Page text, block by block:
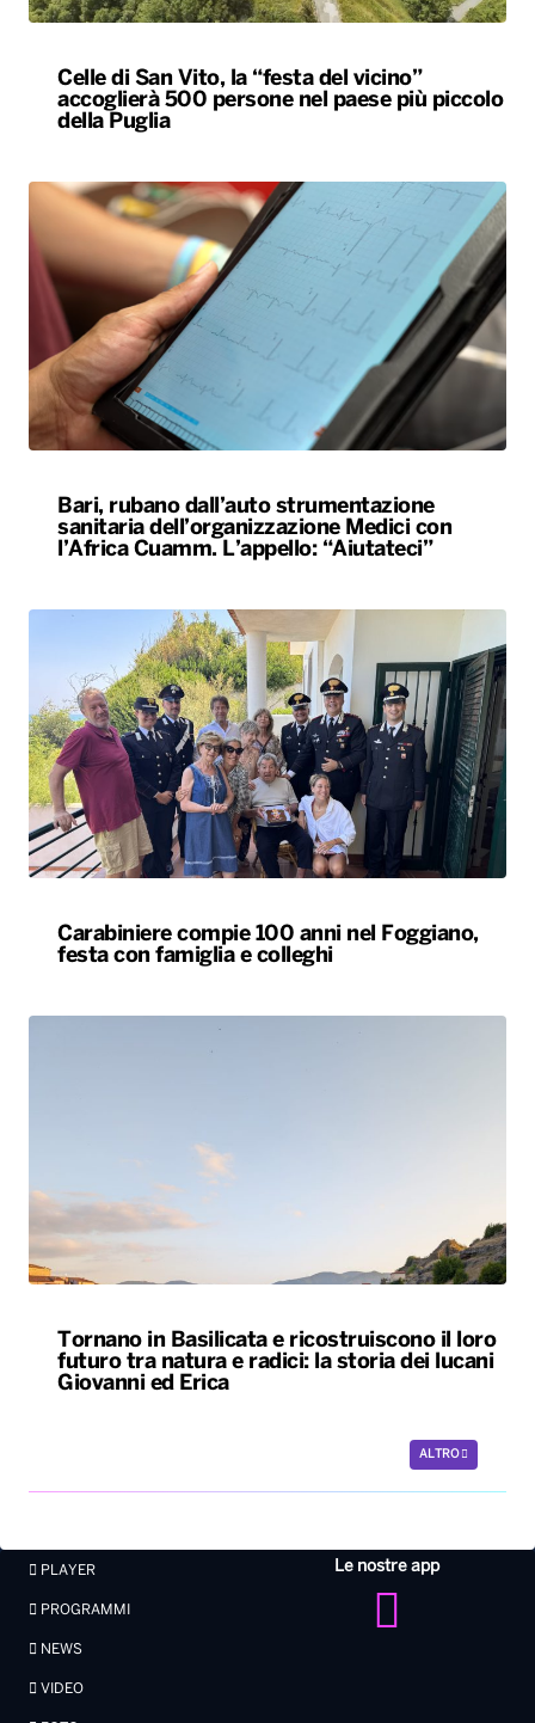
Bari, rubano dall’auto strumentazione
sanitaria dell’organizzazione Medici con
l’Africa Cuamm. L’appello: “Aiutateci”
Carabiniere compie 100 anni nel Foggiano,
festa con famiglia e colleghi
Tornano in Basilicata e ricostruiscono il loro
futuro tra natura e radici: la storia dei lucani
Giovanni ed Erica
ALTRO
PLAYER
LAVORA CON NOI
EVENTI LIVE
CONTATTI PUBBLICITÀ
MEDIA PARTNERSHIP